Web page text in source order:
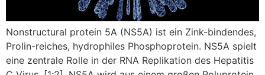
Nonstructural protein 5A (NS5A) ist ein Zink-bindendes,
Prolin-reiches, hydrophiles Phosphoprotein. NS5A spielt
eine zentrale Rolle in der RNA Replikation des Hepatitis